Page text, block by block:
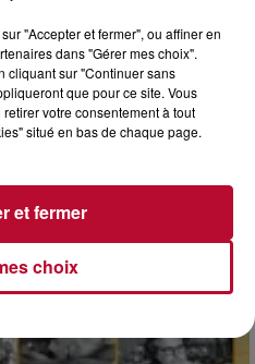
dans le coin. Que vous ayez
du monde,...
"Accepter et fermer", ou affiner en
dans "Gérer mes choix".
cliquant sur "Continuer sans
que pour ce site. Vous
votre consentement à tout
situé en bas de chaque page.
choix
et fermer